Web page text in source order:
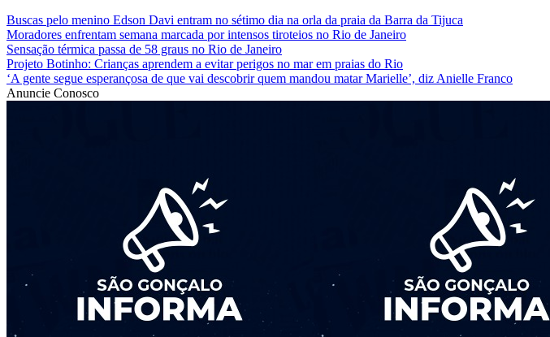
Buscas pelo menino Edson Davi entram no sétimo dia na orla da praia da Barra da Tijuca
Moradores enfrentam semana marcada por intensos tiroteios no Rio de Janeiro
Sensação térmica passa de 58 graus no Rio de Janeiro
Projeto Botinho: Crianças aprendem a evitar perigos no mar em praias do Rio
‘A gente segue esperançosa de que vai descobrir quem mandou matar Marielle’, diz Anielle Franco
Anuncie Conosco